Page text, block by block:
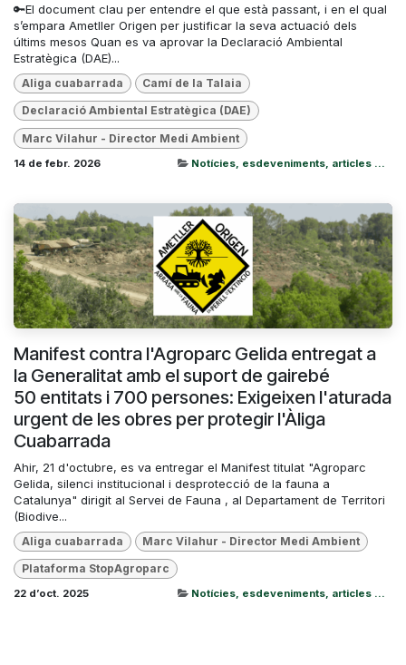
🔑El document clau per entendre el que està passant, i en el qual
s’empara Ametller Origen per justificar la seva actuació dels
últims mesos Quan es va aprovar la Declaració Ambiental
Estratègica (DAE)...
Aliga cuabarrada Camí de la Talaia
Declaració Ambiental Estratègica (DAE)
Marc Vilahur - Director Medi Ambient
14 de febr. 2026 Notícies, esdeveniments, articles ...
Manifest contra l'Agroparc Gelida entregat a
la Generalitat amb el suport de gairebé
50 entitats i 700 persones: Exigeixen l'aturada
urgent de les obres per protegir l'Àliga
Cuabarrada
Ahir, 21 d'octubre, es va entregar el Manifest titulat "Agroparc
Gelida, silenci institucional i desprotecció de la fauna a
Catalunya" dirigit al Servei de Fauna , al Departament de Territori
(Biodive...
Aliga cuabarrada Marc Vilahur - Director Medi Ambient
Plataforma StopAgroparc
22 d’oct. 2025 Notícies, esdeveniments, articles ...